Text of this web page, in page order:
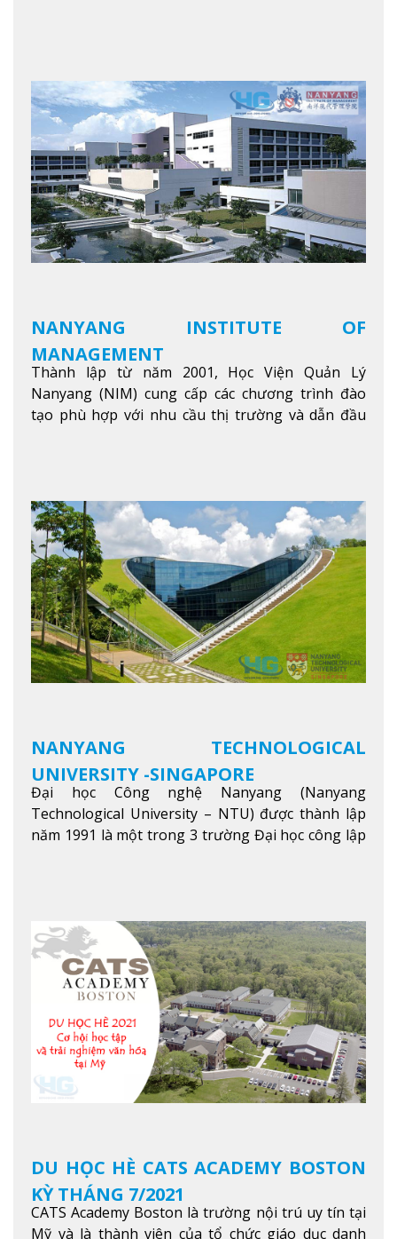
NANYANG INSTITUTE OF
MANAGEMENT
Thành lập từ năm 2001, Học Viện Quản Lý
Nanyang (NIM) cung cấp các chương trình đào
tạo phù hợp với nhu cầu thị trường và dẫn đầu
học tập và nghiên cứu chất lượng nhằm nâng cao
kỹ năng, kiến thức và năng lực của sinh viên và các
đối tác của trườngXem thêm
NANYANG TECHNOLOGICAL
UNIVERSITY -SINGAPORE
Đại học Công nghệ Nanyang (Nanyang
Technological University – NTU) được thành lập
năm 1991 là một trong 3 trường Đại học công lập
Khoa học máy tính…Trường cũng được bình chọn
là một trong những ngôi trường đáng học nhất
trong khu vực các nước ASEAN và Châu Á.Xem
thêm
DU HỌC HÈ CATS ACADEMY BOSTON
KỲ THÁNG 7/2021
CATS Academy Boston là trường nội trú uy tín tại
Mỹ và là thành viên của tổ chức giáo dục danh